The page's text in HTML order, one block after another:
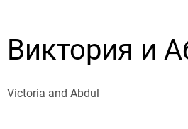
Виктория и
Victoria and Abdul